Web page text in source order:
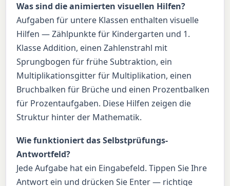
Was sind die animierten visuellen Hilfen?
Aufgaben für untere Klassen enthalten visuelle
Hilfen — Zählpunkte für Kindergarten und 1.
Klasse Addition, einen Zahlenstrahl mit
Sprungbogen für frühe Subtraktion, ein
Multiplikationsgitter für Multiplikation, einen
Bruchbalken für Brüche und einen Prozentbalken
für Prozentaufgaben. Diese Hilfen zeigen die
Struktur hinter der Mathematik.
Wie funktioniert das Selbstprüfungs-
Antwortfeld?
Jede Aufgabe hat ein Eingabefeld. Tippen Sie Ihre
Antwort ein und drücken Sie Enter — richtige